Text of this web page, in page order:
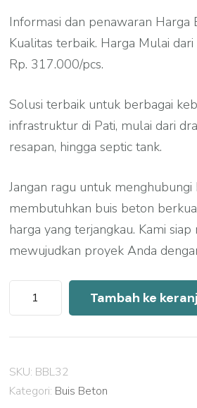
Informasi dan penawaran Harga
Kualitas terbaik. Harga Mulai
Rp. 317.000/pcs.
Solusi terbaik untuk berbagai
infrastruktur di Pati, mulai dari
resapan, hingga septic tank.
Jangan ragu untuk menghubungi
membutuhkan buis beton
harga yang terjangkau. Kami
mewujudkan proyek Anda
Kuantitas
Harga
Buis
Pati
2026
Tambah ke
SKU: BBL32
Kategori: Buis Beton